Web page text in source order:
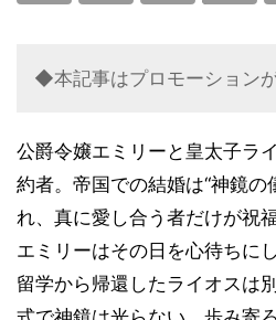
◆本記事はプロモーション
公爵令嬢エミリーと皇太子ラ
約者。帝国での結婚は“神鏡の
れ、真に愛し合う者だけが祝
エミリーはその日を心待ちに
留学から帰還したライオスは